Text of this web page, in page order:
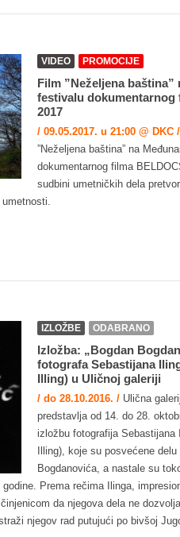
VIDEO PROMOCIJE
Film ”Neželjena
festivalu dokumentarnog
2017
/ 09.05.2017. u 21:00 @ DKC /
”Neželjena baština” na
dokumentarnog filma
sudbini umetničkih dela
IZLOŽBE ODABRANO
Izložba: „Bogdan
fotografa Sebastijana
Illing) u Uličnoj galeriji
/ do 28.10.2016. / Ulična
predstavlja od 14. do 28.
izložbu fotografija Sebastijana
Illing), koje su posvećene
Bogdanovića, a nastale su
Prema rečima Ilinga,
da njegova dela ne
njegov rad putujući po bivšoj